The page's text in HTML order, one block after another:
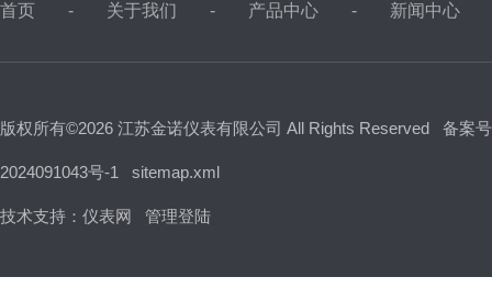
首页 关于我们 产品中心 新闻中心
版权所有©2026 江苏金诺仪表有限公司 All Rights Reserved 备案
2024091043号-1 sitemap.xml
技术支持： 仪表网 管理登陆